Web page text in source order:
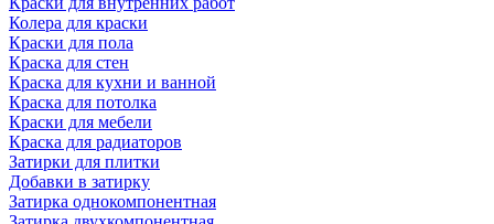
Колера для краски
Краски для пола
Краска для стен
Краска для кухни и ванной
Краска для потолка
Краски для мебели
Краска для радиаторов
Затирки для плитки
Добавки в затирку
Затирка однокомпонентная